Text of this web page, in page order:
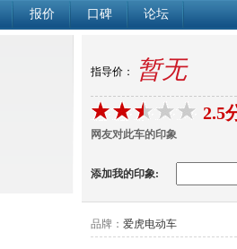
报价 口碑 论坛
指导价： 暂无
2.5
网友对此车的印象
添加我的印象:
品牌： 爱虎电动车